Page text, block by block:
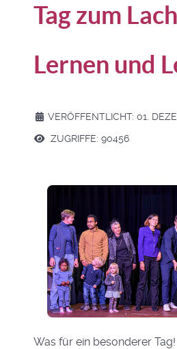
Tag zum
Lernen und
VERÖFFENTLICHT: 01.
ZUGRIFFE: 90456
Was für ein besonderer Tag!